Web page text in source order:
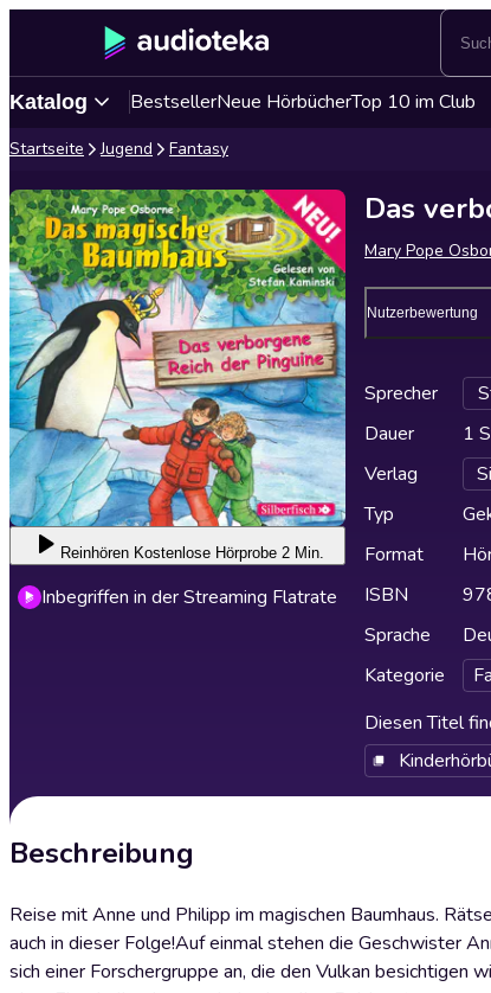
Katalog BestsellerNeue HörbücherTop 10 im Club
Startseite Jugend Fantasy
Reinhören Kostenlose Hörprobe 2 Min.
Inbegriffen in der Streaming Flatrate
Das
Mary Pope
Nutzerbewertung
Sprecher
Dauer
1
Verlag
Typ
Format
ISBN
Sprache
Kategorie
Diesen Titel
Beschreibung
Reise mit Anne und Philipp im magischen Baumhaus.
auch in dieser Folge!Auf einmal stehen die Geschwister
sich einer Forschergruppe an, die den Vulkan besichtigen